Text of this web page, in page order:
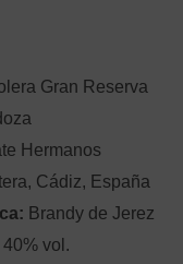
Gran Reserva
Hermanos
Cádiz, España
Brandy de Jerez
40% vol.